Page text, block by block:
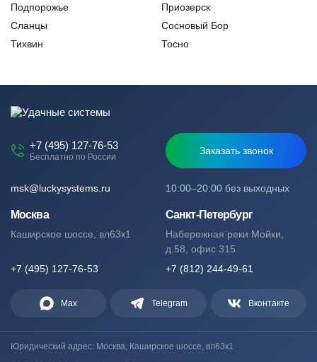
Подпорожье
Приозерск
Сланцы
Сосновый Бор
Тихвин
Тосно
+7 (495) 127-76-53
Бесплатно по России
Заказать звонок
10:00–20:00 без выходных
msk@luckysystems.ru
Москва
Каширское шоссе, вл63к1
+7 (495) 127-76-53
Санкт-Петербург
Набережная реки Мойки,
д.58, офис 315
+7 (812) 244-49-61
Max Telegram Вконтакте
Юридический адрес: Москва, Каширское шоссе, вл63к1